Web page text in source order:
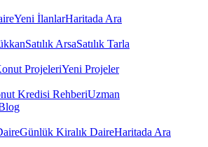
Yeni İlanlarHaritada Ara
Satılık ArsaSatılık Tarla
ProjeleriYeni Projeler
Kredisi RehberiUzman
Günlük Kiralık DaireHaritada Ara